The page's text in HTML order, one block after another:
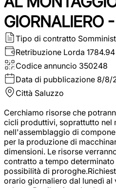
GIORNALIERO
Tipo di contratto
Retribuzione Lorda
Codice annuncio 350248
Data di pubblicazione 8/8/
Città Saluzzo
Cerchiamo risorse che
cicli produttivi, soprattutto nel
nell'assemblaggio di
per la produzione di
dimensioni. Le risorse
contratto a tempo
possibilità di
orario giornaliero dal lunedì al